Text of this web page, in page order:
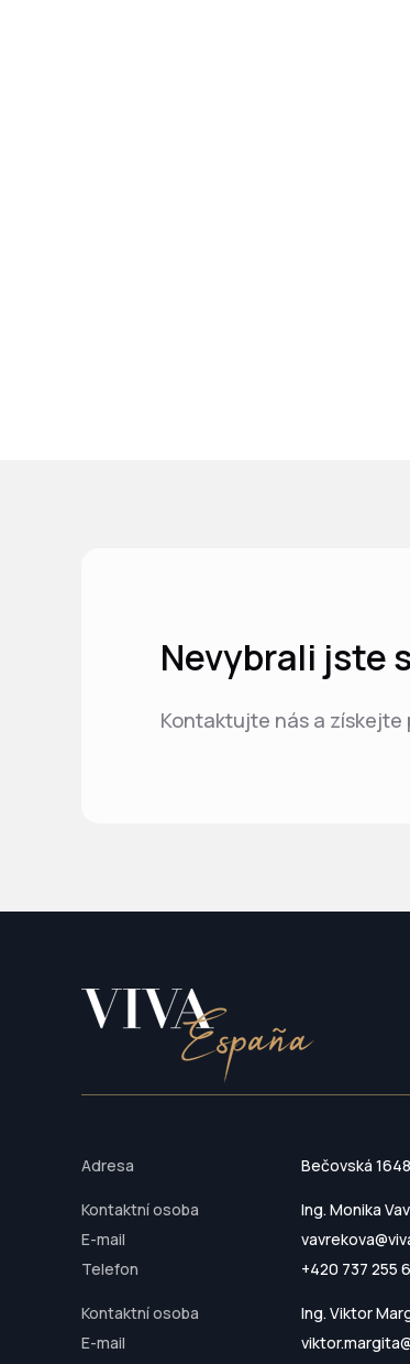
Nevybrali jste
Kontaktujte nás a získejte
Adresa Bečovská
Kontaktní osoba
Ing. Monika
E-mail
Telefon
+420 737 255
Kontaktní osoba
Ing. Viktor
E-mail